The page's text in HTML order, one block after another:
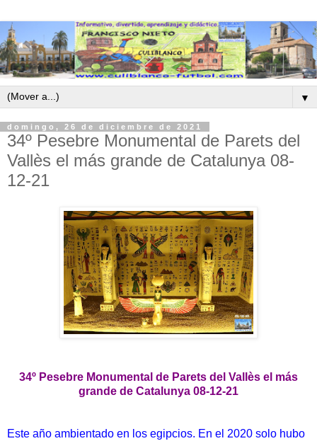
▼
domingo, 26 de diciembre de 2021
34º Pesebre Monumental de Parets del
Vallès el más grande de Catalunya 08-
12-21
34º Pesebre Monumental de Parets del Vallès el más
grande de Catalunya 08-12-21
Este año ambientado en los egipcios. En el 2020 solo hubo